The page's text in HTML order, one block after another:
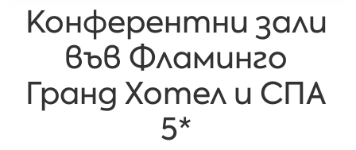
Конферентни зали
във Фламинго
Гранд Хотел и СПА
5*